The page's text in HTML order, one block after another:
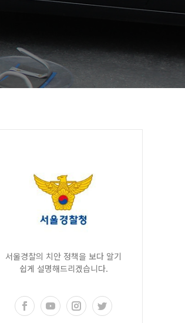
서울경찰의 치안 정책을 보다 알기
쉽게 설명해드리겠습니다.